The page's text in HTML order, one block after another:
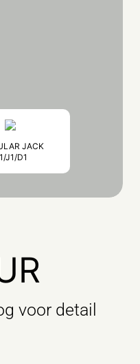
JACK
J1/D1
voor detail